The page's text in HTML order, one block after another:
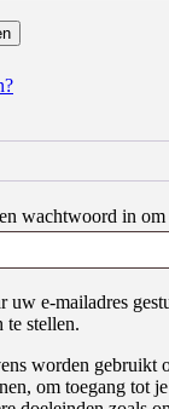
wachtwoord in om
uw e-mailadres
stellen.
worden gebruikt
om toegang tot